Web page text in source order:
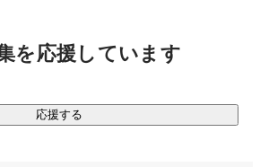
を応援しています
応援する